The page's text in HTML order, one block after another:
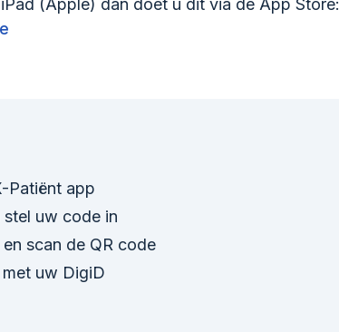
(Apple) dan doet u dit via de App Store:
Patiënt app
uw code in
scan de QR code
uw DigiD